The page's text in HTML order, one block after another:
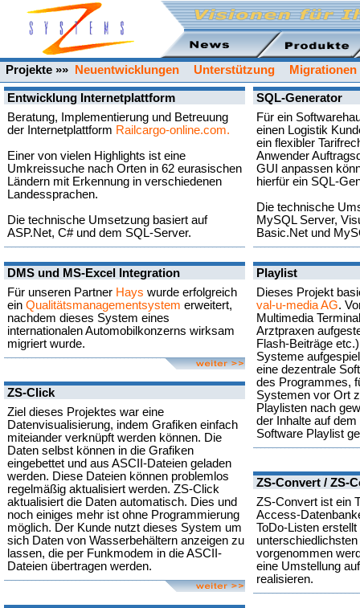
Projekte »» Neuentwicklungen Unterstützung Migrationen
Entwicklung Internetplattform
Beratung, Implementierung und Betreuung
der Internetplattform Railcargo-online.com.
Einer von vielen Highlights ist eine
Umkreissuche nach Orten in 62 eurasischen
Ländern mit Erkennung in verschiedenen
Landessprachen.
Die technische Umsetzung basiert auf
ASP.Net, C# und dem SQL-Server.
DMS und MS-Excel Integration
Für unseren Partner Hays wurde erfolgreich
ein Qualitätsmanagementsystem erweitert,
nachdem dieses System eines
internationalen Automobilkonzerns wirksam
migriert wurde.
ZS-Click
Ziel dieses Projektes war eine
Datenvisualisierung, indem Grafiken einfach
miteiander verknüpft werden können. Die
Daten selbst können in die Grafiken
eingebettet und aus ASCII-Dateien geladen
werden. Diese Dateien können problemlos
regelmäßig aktualisiert werden. ZS-Click
aktualisiert die Daten automatisch. Dies und
noch einiges mehr ist ohne Programmierung
möglich. Der Kunde nutzt dieses System um
sich Daten von Wasserbehältern anzeigen zu
lassen, die per Funkmodem in die ASCII-
Dateien übertragen werden.
SQL-Generator
Für ein
einen Logistik
ein flexibler
Anwender
GUI anpassen
hierfür ein SQL-
Die technische
MySQL Server,
Basic.Net und
Playlist
Dieses Projekt
val-u-media AG.
Multimedia
Arztpraxen
Flash-Beiträge
Systeme
eine dezentrale
des Programmes,
Systemen vor Ort
Playlisten nach
der Inhalte auf
Software Playlist
ZS-Convert / ZS-
ZS-Convert ist ein
Access-
ToDo-Listen
vorgenommen
eine Umstellung
realisieren.